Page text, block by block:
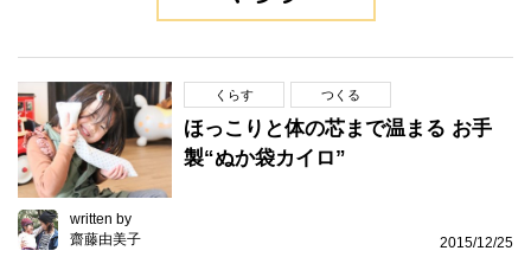
くらす つくる
ほっこりと体の芯まで温まる お手
製“ぬか袋カイロ”
written by
齋藤由美子
2015/12/25